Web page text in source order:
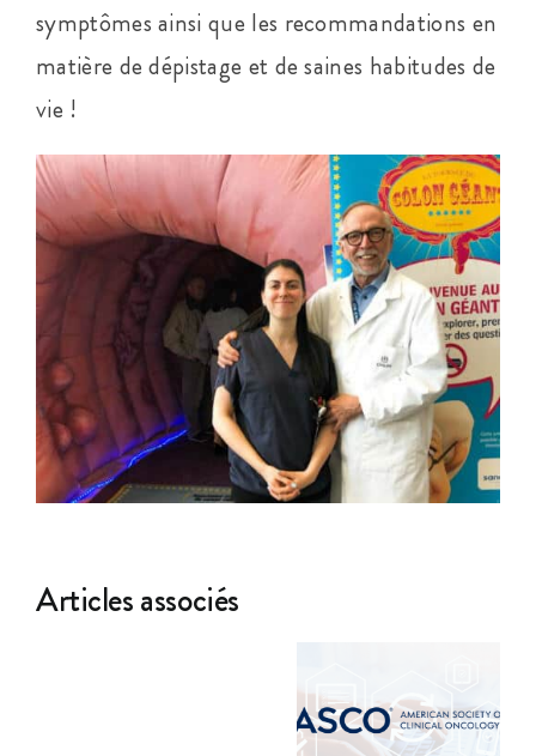
symptômes ainsi que les recommandations en
matière de dépistage et de saines habitudes de
vie !
Articles associés